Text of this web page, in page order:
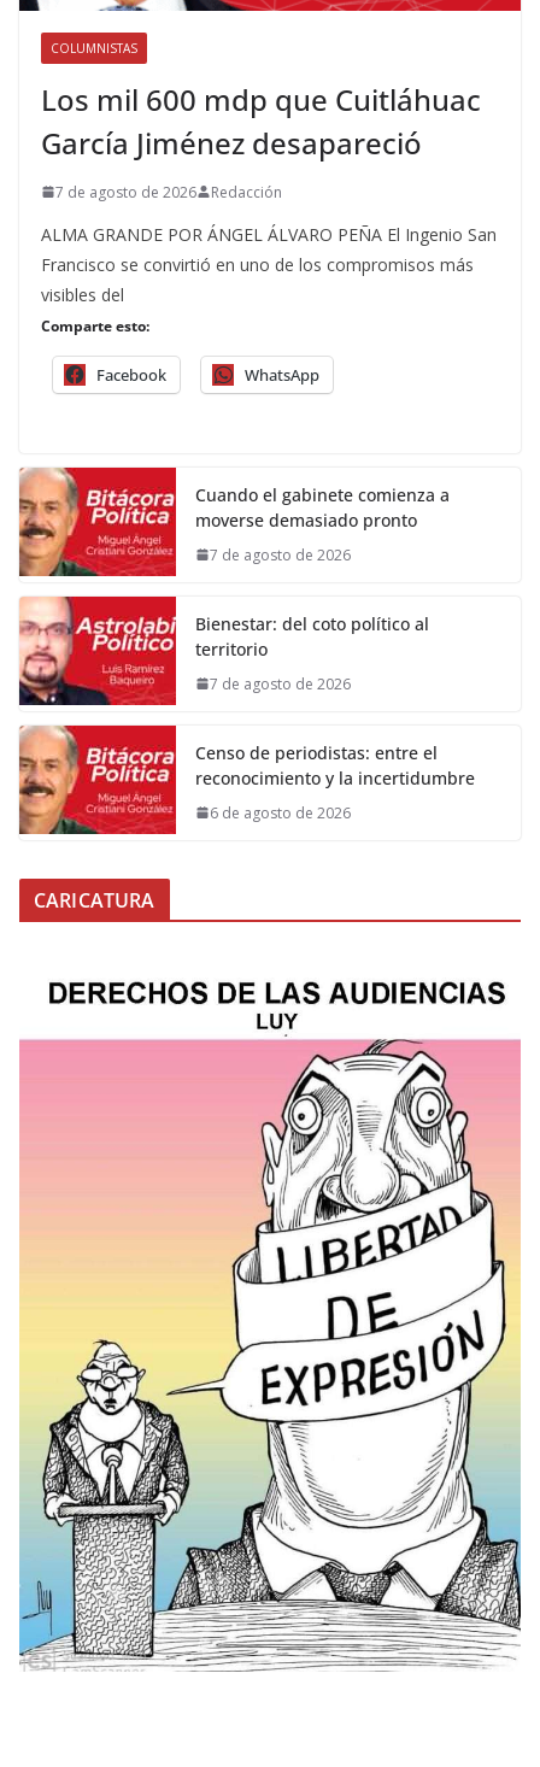
COLUMNISTAS
Los mil 600 mdp que Cuitláhuac
García Jiménez desapareció
7 de agosto de 2026 Redacción
ALMA GRANDE POR ÁNGEL ÁLVARO PEÑA El Ingenio San
Francisco se convirtió en uno de los compromisos más
visibles del
Comparte esto:
Facebook WhatsApp
Cuando el gabinete comienza a
moverse demasiado pronto
7 de agosto de 2026
Bienestar: del coto político al
territorio
7 de agosto de 2026
Censo de periodistas: entre el
reconocimiento y la incertidumbre
6 de agosto de 2026
CARICATURA